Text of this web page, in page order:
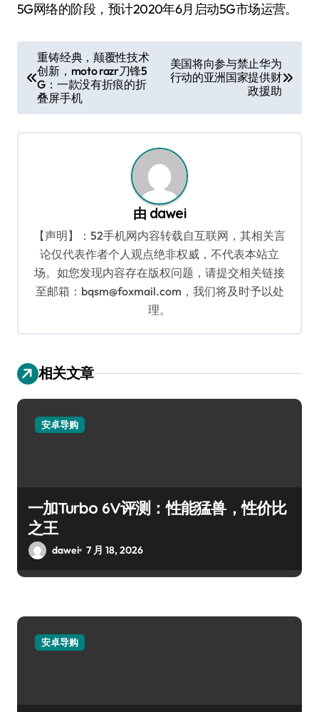
5G网络的阶段，预计2020年6月启动5G市场运营。
章
重铸经典，颠覆性技术
创新，moto razr刀锋5
G：一款没有折痕的折
叠屏手机
美国将向参与禁止华为
行动的亚洲国家提供财
政援助
由 dawei
【声明】：52手机网内容转载自互联网，其相关言
论仅代表作者个人观点绝非权威，不代表本站立
场。如您发现内容存在版权问题，请提交相关链接
至邮箱：bqsm@foxmail.com，我们将及时予以处
理。
相关文章
安卓导购
一加Turbo 6V评测：性能猛兽，性价比
之王
dawei 7 月 18, 2026
安卓导购